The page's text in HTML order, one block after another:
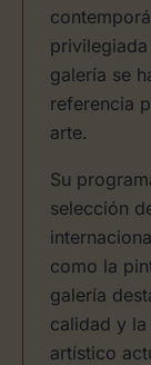
galería se
referencia
arte.
Su
selección
como la
galería
calidad y
artístico